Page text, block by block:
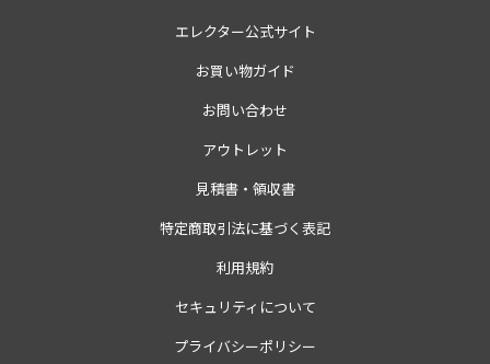
エレクター公式サイト
お買い物ガイド
お問い合わせ
アウトレット
見積書・領収書
特定商取引法に基づく表記
利用規約
セキュリティについて
プライバシーポリシー